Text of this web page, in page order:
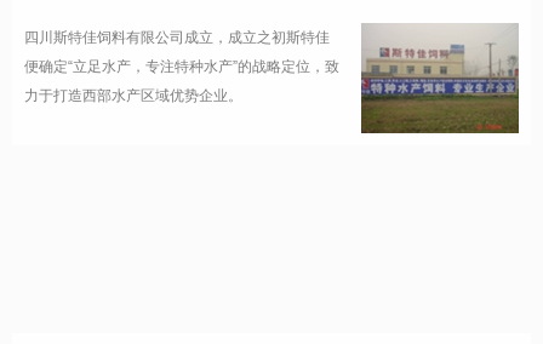
四川斯特佳饲料有限公司成立，成立之初斯特佳
便确定“立足水产，专注特种水产”的战略定位，致
力于打造西部水产区域优势企业。